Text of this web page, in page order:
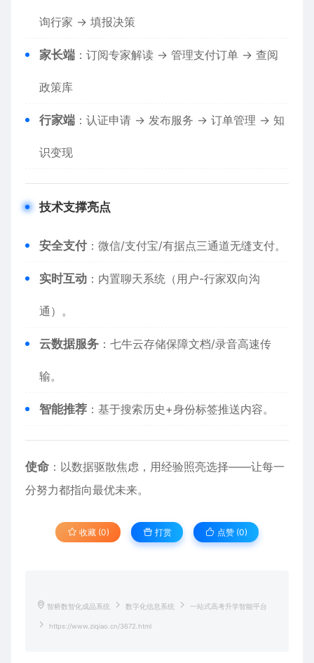
询行家 → 填报决策
​家长端​ ​：订阅专家解读 → 管理支付订单 → 查阅
政策库
​行家端​ ​：认证申请 → 发布服务 → 订单管理 → 知
识变现
​技术支撑亮点​
​安全支付​ ​：微信/支付宝/有据点三通道无缝支付。
​实时互动​ ​：内置聊天系统（用户-行家双向沟
通）。
​云数据服务​ ​：七牛云存储保障文档/录音高速传
输。
​智能推荐​ ​：基于搜索历史+身份标签推送内容。
​使命​ ​：以数据驱散焦虑，用经验照亮选择——让每一
分努力都指向最优未来。
收藏 (0) 打赏 点赞 (0)
智桥数智化成品系统 数字化信息系统 一站式高考升学智能平台
https://www.ziqiao.cn/3672.html